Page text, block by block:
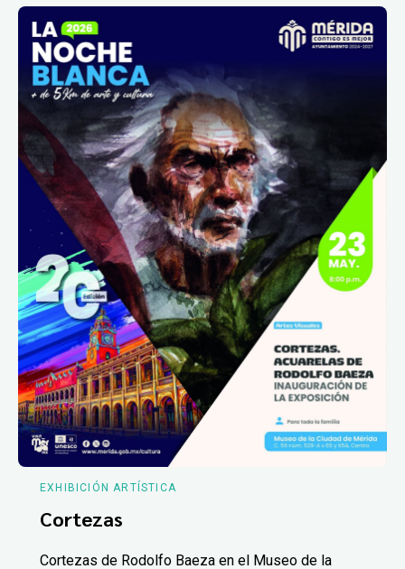
EXHIBICIÓN ARTÍSTICA
Cortezas
Cortezas de Rodolfo Baeza en el Museo de la